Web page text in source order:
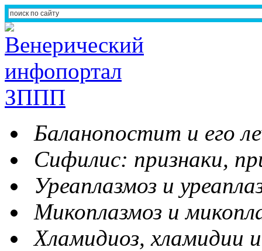
Баланопостит и его
Сифилис: признаки,
Уреаплазмоз и
Микоплазмоз и
Хламидиоз, хламидии